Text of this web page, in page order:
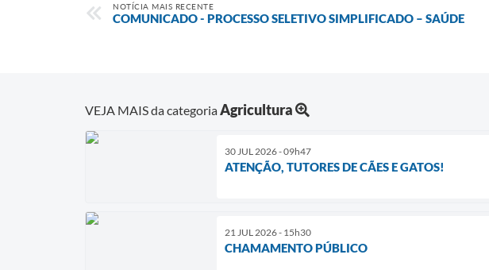
NOTÍCIA MAIS RECENTE
COMUNICADO - PROCESSO SELETIVO SIMPLIFICADO – SAÚDE
VEJA MAIS da categoriaAgricultura
30 JUL 2026 - 09h47
ATENÇÃO, TUTORES DE CÃES E GATOS!
21 JUL 2026 - 15h30
CHAMAMENTO PÚBLICO